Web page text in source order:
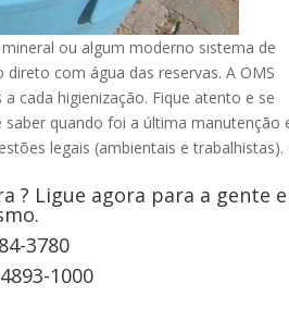
ou algum moderno sistema de
com água das reservas. A OMS
cada higienização. Fique atento e se
saber quando foi a última manutenção
legais (ambientais e trabalhistas).
? Ligue agora para a gente e
3780
1000